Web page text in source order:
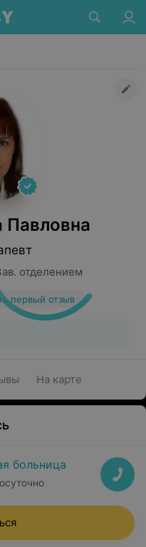
Павловна
отделением
первый отзыв
На карте
больница